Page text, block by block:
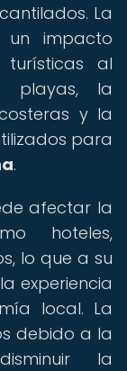
La
un impacto
al
playas, la
y la
para
.
afectar la
hoteles,
lo que a su
experiencia
local. La
debido a la
la